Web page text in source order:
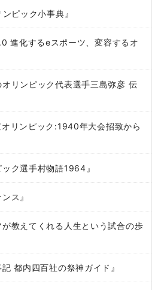
ピック小事典』
化するeスポーツ、変容するオ
リンピック代表選手三島弥彦 伝
リンピック:1940年大会招致から
ク選手村物語1964』
ス』
教えてくれる人生という試合の歩
都内四百社の祭神ガイド』